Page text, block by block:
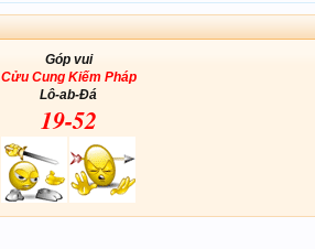
Góp vui
Cửu Cung Kiếm Pháp
Lô-ab-Đá
19-52